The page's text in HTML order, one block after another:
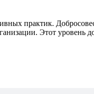
практик.
Этот уровень